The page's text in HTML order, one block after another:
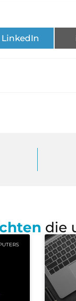
LinkedIn
die